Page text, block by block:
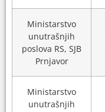
Ministarstvo
unutrašnjih
poslova RS, SJB
Prnjavor
Ministarstvo
unutrašnjih